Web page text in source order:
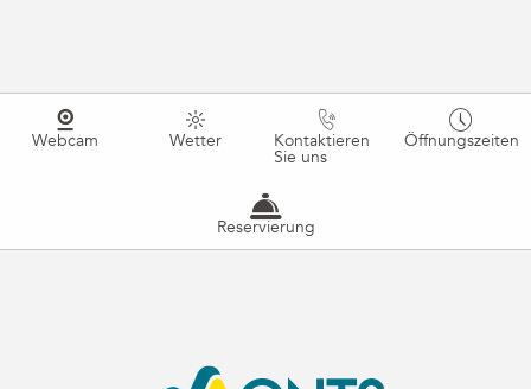
Webcam Wetter Kontaktieren
Sie uns
Öffnungszeiten
Reservierung